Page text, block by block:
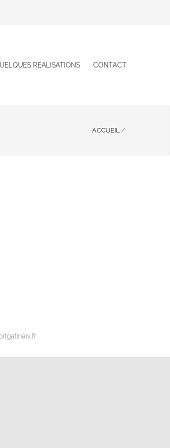
RÉALISATIONS CONTACT
ACCUEIL /